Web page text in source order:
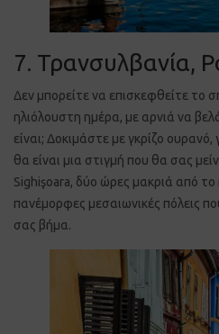
7. Τρανσυλβανία,
Δεν μπορείτε να επισκεφθείτε το
ηλιόλουστη ημέρα, με αρνιά να
είναι; Δοκιμάστε με γκρίζο ουρανό,
θα είναι μια στιγμή που θα σας
Sighişoara, δύο ώρες μακριά από
πανέμορφες μεσαιωνικές πόλεις
σας βήμα.